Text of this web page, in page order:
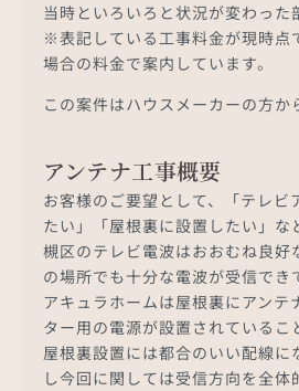
当時といろいろと状況が変わった
※表記している工事料金が現時点
場合の料金で案内しています。
この案件はハウスメーカーの方か
アンテナ工事概要
お客様のご要望として、「テレビ
たい」「屋根裏に設置したい」な
槻区のテレビ電波はおおむね良好
の場所でも十分な電波が受信でき
アキュラホームは屋根裏にアンテ
ター用の電源が設置されているこ
屋根裏設置には都合のいい配線に
し今回に関しては受信方向を全体